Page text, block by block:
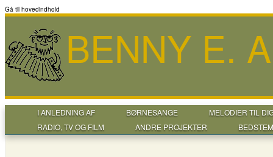
Gå til hovedindhold
BENNY E.
I ANLEDNING AF BØRNESANGE
MELODIER TIL
RADIO, TV OG FILM
ANDRE PROJEKTER